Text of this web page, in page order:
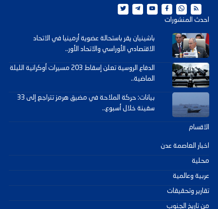
احدث المنشورات
باشينيان يقر باستحالة عضوية أرمينيا في الاتحاد
الاقتصادي الأوراسي والاتحاد الأور..
الدفاع الروسية تعلن إسقاط 203 مسيرات أوكرانية الليلة
الماضية..
بيانات: حركة الملاحة في مضيق هرمز تتراجع إلى 33
سفينة خلال أسبوع..
الاقسام
اخبار العاصمة عدن
محلية
عربية وعالمية
تقارير وتحقيقات
من تاريخ الجنوب